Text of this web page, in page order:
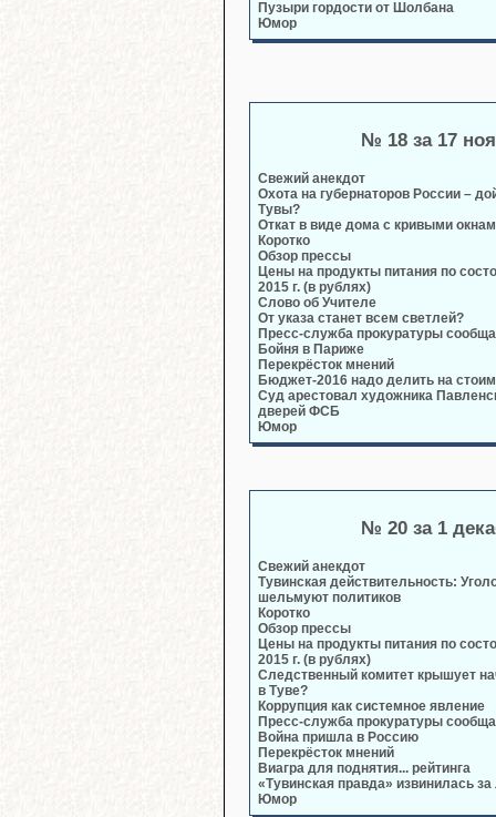
Пузыри гордости от Шолбана
Юмор
№ 18 за 17
Свежий анекдот
Охота на губернаторов России –
Тувы?
Откат в виде дома с кривыми
Коротко
Обзор прессы
Цены на продукты питания по
2015 г. (в рублях)
Слово об Учителе
От указа станет всем светлей?
Пресс-служба прокуратуры
Бойня в Париже
Перекрёсток мнений
Бюджет-2016 надо делить на
Суд арестовал художника
дверей ФСБ
Юмор
№ 20 за 1
Свежий анекдот
Тувинская действительность:
шельмуют политиков
Коротко
Обзор прессы
Цены на продукты питания по
2015 г. (в рублях)
Следственный комитет крышует
в Туве?
Коррупция как системное явление
Пресс-служба прокуратуры
Война пришла в Россию
Перекрёсток мнений
Виагра для поднятия... рейтинга
«Тувинская правда» извинилась
Юмор